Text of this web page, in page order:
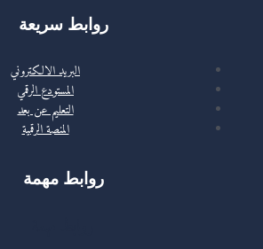
روابط سريعة
البريد الالكتروني
المستودع الرقمي
التعليم عن بعد
المنصة الرقمية
روابط مهمة